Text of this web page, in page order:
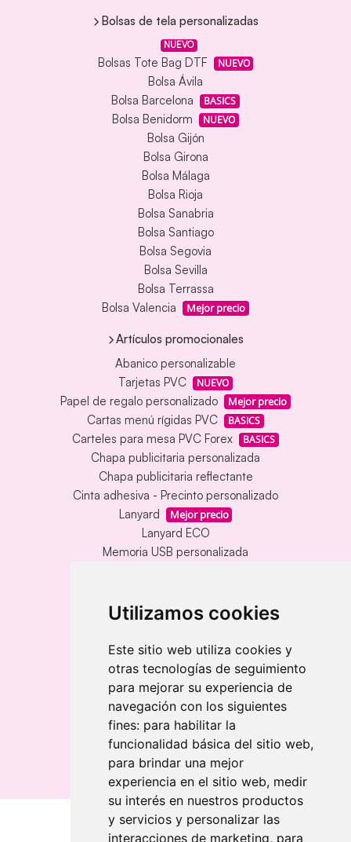
Utilizamos cookies
Este sitio web utiliza cookies y
otras tecnologías de seguimiento
para mejorar su experiencia de
navegación con los siguientes
fines: para habilitar la
funcionalidad básica del sitio web,
para brindar una mejor
experiencia en el sitio web, medir
su interés en nuestros productos
y servicios y personalizar las
interacciones de marketing, para
Bolsas de tela personalizadas
NUEVO
Bolsas Tote Bag DTF NUEVO
Bolsa Ávila
Bolsa Barcelona
BASICS
Bolsa Benidorm NUEVO
Bolsa Gijón
Bolsa Girona
Bolsa Málaga
Bolsa Rioja
Bolsa Sanabria
Bolsa Santiago
Bolsa Segovia
Bolsa Sevilla
Bolsa Terrassa
Bolsa Valencia
Mejor precio
Artículos promocionales
Abanico personalizable
Tarjetas PVC
NUEVO
Papel de regalo personalizado Mejor precio
Cartas menú rígidas PVC BASICS
Carteles para mesa PVC Forex BASICS
Chapa publicitaria personalizada
Chapa publicitaria reflectante
Cinta adhesiva - Precinto personalizado
Lanyard
Mejor precio
Lanyard ECO
Memoria USB personalizada
Llavero redondo en madera y metal
Llavero rectangular en madera clara
Banderolas
Banderolas Gota
Banderolas Rectangulares
Banderolas Surf